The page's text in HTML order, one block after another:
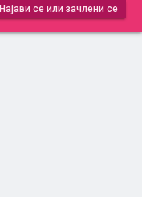
Најави се или зачлени се